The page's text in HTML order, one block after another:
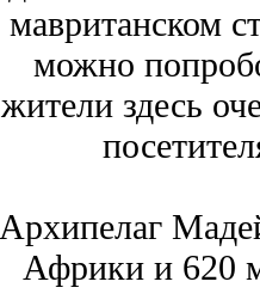
мавританском
можно
жители здесь
Архипелаг
Африки и 620